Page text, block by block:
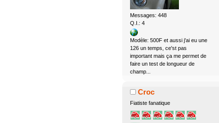
Messages: 448
Q.I.: 4
Modèle: 500F et aussi j'ai eu une
126 un temps, ce'st pas
important mais ça me permet de
faire un test de longueur de
champ...
Croc
Fiatiste fanatique